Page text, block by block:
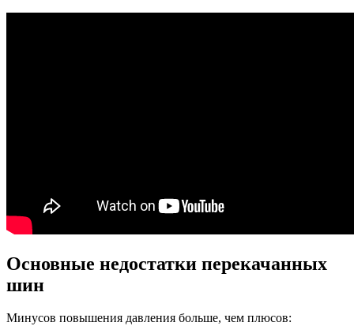
Основные недостатки перекачанных
шин
Минусов повышения давления больше, чем плюсов: